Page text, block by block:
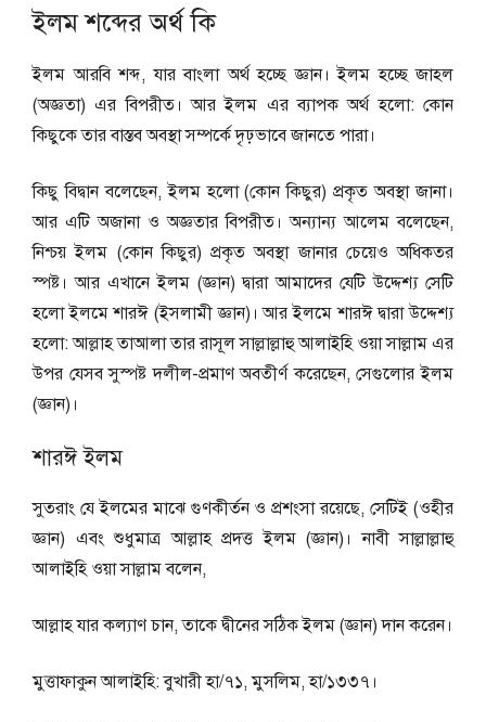
ইলম শব্দের অর্থ কি
ইলম আরবি শব্দ, যার বাংলা অর্থ হচ্ছে জ্ঞান। ইলম হচ্ছে জাহল
(অজ্ঞতা) এর বিপরীত। আর ইলম এর ব্যাপক অর্থ হলো: কোন
কিছুকে তার বাস্তব অবস্থা সম্পর্কে দৃঢ়ভাবে জানতে পারা।
কিছু বিদ্বান বলেছেন, ইলম হলো (কোন কিছুর) প্রকৃত অবস্থা জানা।
আর এটি অজানা ও অজ্ঞতার বিপরীত। অন্যান্য আলেম বলেছেন,
নিশ্চয় ইলম (কোন কিছুর) প্রকৃত অবস্থা জানার চেয়েও অধিকতর
স্পষ্ট। আর এখানে ইলম (জ্ঞান) দ্বারা আমাদের যেটি উদ্দেশ্য সেটি
হলো ইলমে শারঈ (ইসলামী জ্ঞান)। আর ইলমে শারঈ দ্বারা উদ্দেশ্য
হলো: আল্লাহ তাআলা তার রাসূল সাল্লাল্লাহু আলাইহি ওয়া সাল্লাম এর
উপর যেসব সুস্পষ্ট দলীল-প্রমাণ অবতীর্ণ করেছেন, সেগুলোর ইলম
(জ্ঞান)।
শারঈ ইলম
সুতরাং যে ইলমের মাঝে গুণকীর্তন ও প্রশংসা রয়েছে, সেটিই (ওহীর
জ্ঞান) এবং শুধুমাত্র আল্লাহ প্রদত্ত ইলম (জ্ঞান)। নাবী সাল্লাল্লাহু
আলাইহি ওয়া সাল্লাম বলেন,
আল্লাহ যার কল্যাণ চান, তাকে দ্বীনের সঠিক ইলম (জ্ঞান) দান করেন।
মুত্তাফাকুন আলাইহি: বুখারী হা/৭১, মুসলিম, হা/১৩৩৭।